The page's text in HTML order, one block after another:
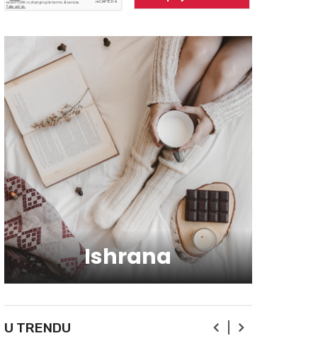
Ishrana
U TRENDU
Kako trčanje doprinosi
Kako da ostanete fit -
vežbajte kod kuće
Zbog čega je zumba sve
popularnija?
Mitovi o zdravoj hrani
Skijanje pa plivanje, idealne
aktivnosti na raspustu u
Sloveniji